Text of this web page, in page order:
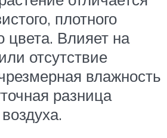
плотного
цвета. Влияет на
отсутствие
влажность
разница